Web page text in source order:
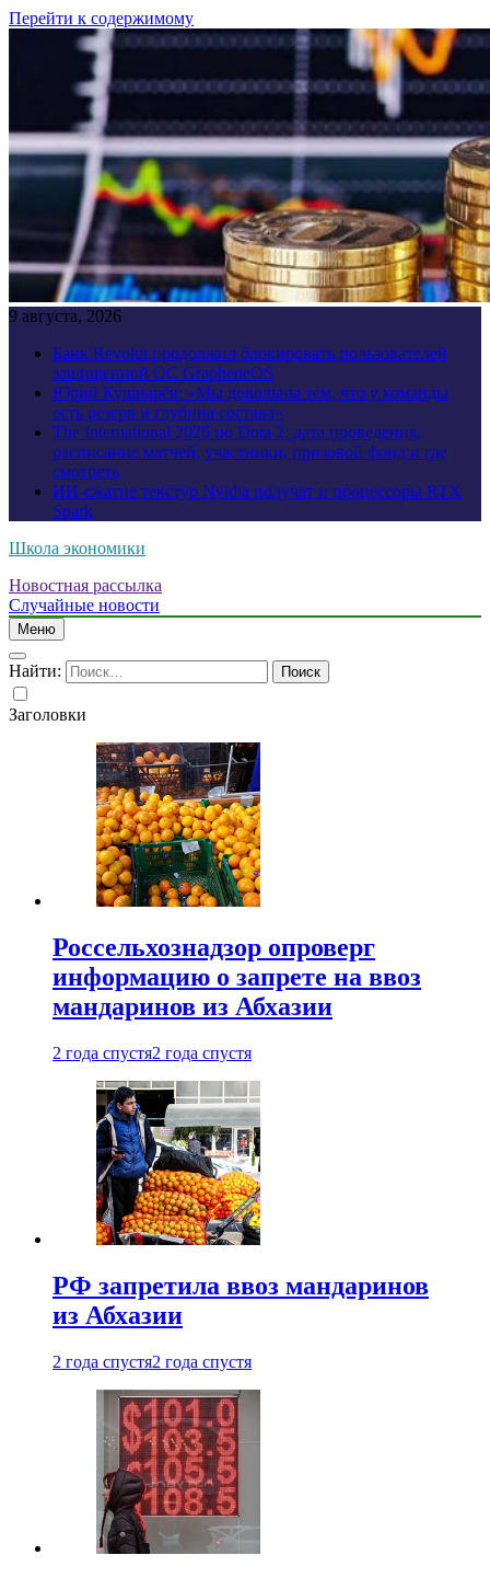
Перейти к содержимому
9 августа, 2026
Банк Revolut продолжил блокировать пользователей
защищенной ОС GrapheneOS
Юрий Кушнарёв: «Мы довольны тем, что у команды
есть резерв и глубина состава»
The International 2026 по Dota 2: дата проведения,
расписание матчей, участники, призовой фонд и где
смотреть
ИИ-сжатие текстур Nvidia получат и процессоры RTX
Spark
Школа экономики
Новостная рассылка
Случайные новости
Меню
Найти:
Заголовки
Россельхознадзор опроверг
информацию о запрете на ввоз
мандаринов из Абхазии
2 года спустя2 года спустя
РФ запретила ввоз мандаринов
из Абхазии
2 года спустя2 года спустя